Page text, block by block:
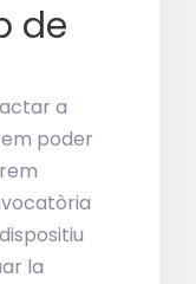
de
a
poder
la